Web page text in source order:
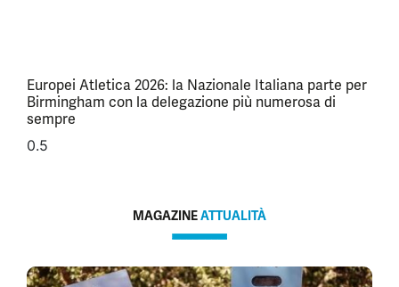
Europei Atletica 2026: la Nazionale Italiana parte per
Birmingham con la delegazione più numerosa di
sempre
MAGAZINEATTUALITÀ